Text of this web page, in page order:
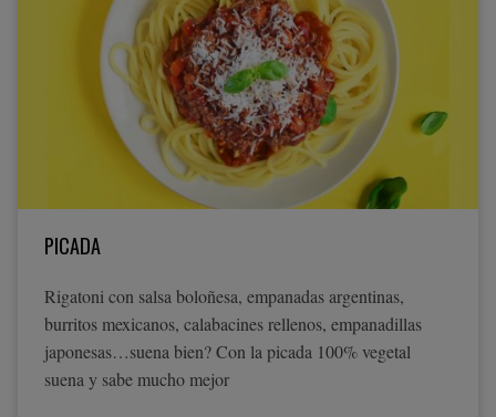
PICADA
Rigatoni con salsa boloñesa, empanadas argentinas,
burritos mexicanos, calabacines rellenos, empanadillas
japonesas…suena bien? Con la picada 100% vegetal
suena y sabe mucho mejor